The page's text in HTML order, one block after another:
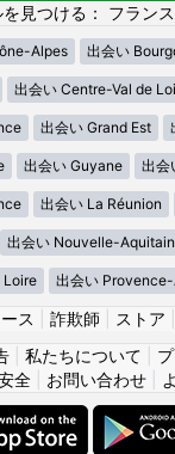
見つける： フランス
Alpes 出会い
出会い Centre-Val de
出会い Grand Est
出会い Guyane 出会
出会い La Réunion
出会い Nouvelle-
Loire 出会い
ス 詐欺師 ストア
私たちについて
全| お問い合わせ|